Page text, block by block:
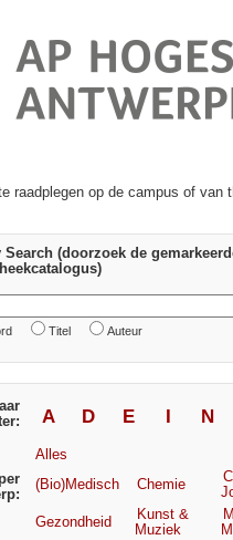
raadplegen op de campus of van
Search (doorzoek de
Titel Auteur
A D E N
Alles
(Bio)Medisch
Chemie
Gezondheid
Kunst &
Muziek